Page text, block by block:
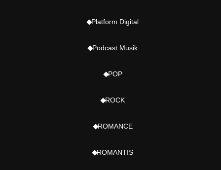
Platform Digital
Podcast Musik
POP
ROCK
ROMANCE
ROMANTIS